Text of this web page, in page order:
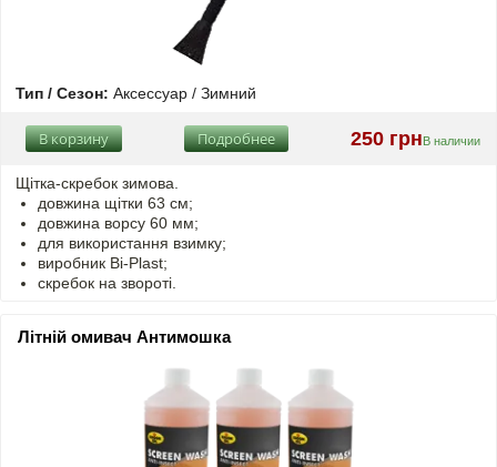
Тип / Сезон: Аксессуар / Зимний
250 грнВ наличии
Подробнее
В корзину
Щітка-скребок зимова.
довжина щітки 63 см;
довжина ворсу 60 мм;
для використання взимку;
виробник Bi-Plast;
скребок на звороті.
Літній омивач Антимошка